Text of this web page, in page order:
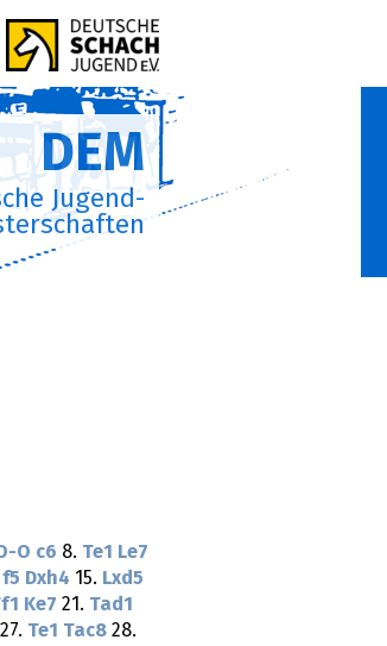
DEM
Jugend-
O c6 8. Te1
Le7
f5 Dxh4 15. Lxd5
Ke7 21. Tad1
27. Te1 Tac8 28.